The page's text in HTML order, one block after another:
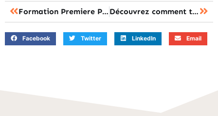
Formation Premiere Pro : des astuces d’apprentissage efficaces Découvrez comment transformer votre stress en énergie créative grâce à l’approche P@CTE et l’accompagnement d’un coach professionnel.
Facebook Twitter LinkedIn Email